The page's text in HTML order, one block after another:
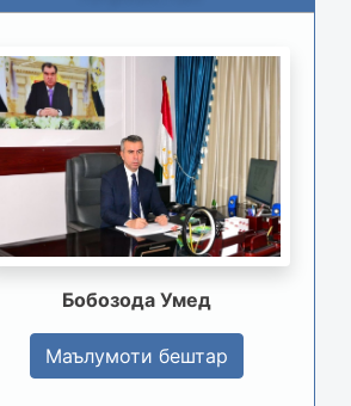
Бобозода Умед
Маълумоти бештар